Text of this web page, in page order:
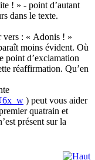
! » - point d’autant
dans le texte.
vers : « Adonis ! »
moins évident. Où
point d’exclamation
réaffirmation. Qu’en
) peut vous aider
quatrain et
présent sur la